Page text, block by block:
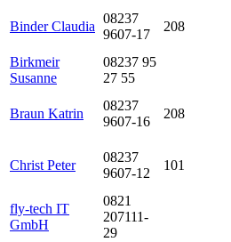
Binder Claudia
08237
9607-17
208
Birkmeir
Susanne
08237 95
27 55
Braun Katrin
08237
9607-16
208
Christ Peter
08237
9607-12
101
fly-tech IT
GmbH
0821
207111-
29